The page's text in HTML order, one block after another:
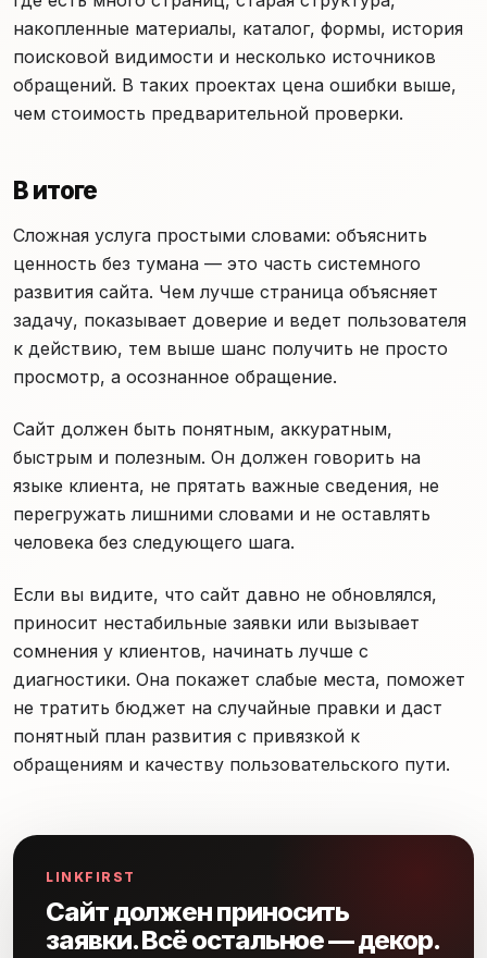
накопленные материалы, каталог, формы, история
поисковой видимости и несколько источников
обращений. В таких проектах цена ошибки выше,
чем стоимость предварительной проверки.
В итоге
Сложная услуга простыми словами: объяснить
ценность без тумана — это часть системного
развития сайта. Чем лучше страница объясняет
задачу, показывает доверие и ведет пользователя
к действию, тем выше шанс получить не просто
просмотр, а осознанное обращение.
Сайт должен быть понятным, аккуратным,
быстрым и полезным. Он должен говорить на
языке клиента, не прятать важные сведения, не
перегружать лишними словами и не оставлять
человека без следующего шага.
Если вы видите, что сайт давно не обновлялся,
приносит нестабильные заявки или вызывает
сомнения у клиентов, начинать лучше с
диагностики. Она покажет слабые места, поможет
не тратить бюджет на случайные правки и даст
понятный план развития с привязкой к
обращениям и качеству пользовательского пути.
LINKFIRST
Сайт должен приносить
заявки. Всё остальное — декор.